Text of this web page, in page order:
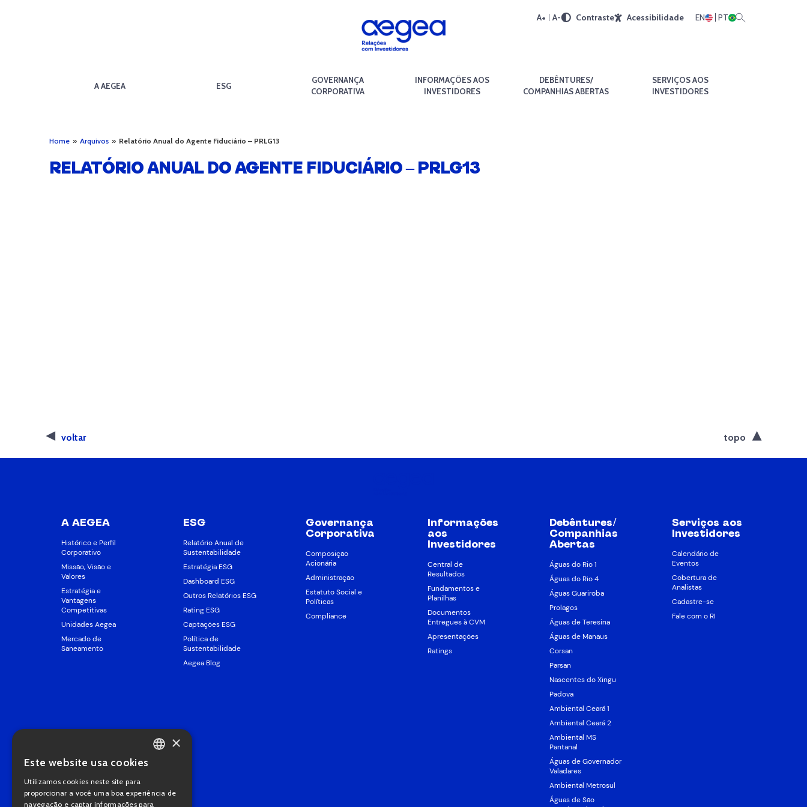
A+ A- Contraste Acessibilidade EN PT
A AEGEA ESG
GOVERNANÇA
CORPORATIVA
INFORMAÇÕES AOS
INVESTIDORES
DEBÊNTURES/
COMPANHIAS ABERTAS
SERVIÇOS AOS
INVESTIDORES
Home » Arquivos » Relatório Anual do Agente Fiduciário – PRLG13
RELATÓRIO ANUAL DO AGENTE FIDUCIÁRIO – PRLG13
voltar topo
A AEGEA
Histórico e Perfil
Corporativo
Missão, Visão e
Valores
Estratégia e
Vantagens
Competitivas
Unidades Aegea
Mercado de
Saneamento
ESG
Relatório Anual de
Sustentabilidade
Estratégia ESG
Dashboard ESG
Outros Relatórios ESG
Rating ESG
Captações ESG
Política de
Sustentabilidade
Aegea Blog
Governança
Corporativa
Composição
Acionária
Administração
Estatuto Social e
Políticas
Compliance
Informações
aos
Investidores
Central de
Resultados
Fundamentos e
Planilhas
Documentos
Entregues à CVM
Apresentações
Ratings
Debêntures/
Companhias
Abertas
Águas do Rio 1
Águas do Rio 4
Águas Guariroba
Prolagos
Águas de Teresina
Águas de Manaus
Corsan
Parsan
Nascentes do Xingu
Padova
Ambiental Ceará 1
Ambiental Ceará 2
Ambiental MS
Pantanal
Águas de Governador
Valadares
Ambiental Metrosul
Águas de São
Serviços aos
Investidores
Calendário de
Eventos
Cobertura de
Analistas
Cadastre-se
Fale com o RI
PORTUGUESE
×
Este website usa cookies
Utilizamos cookies neste site para
proporcionar a você uma boa experiência de
navegação e captar informações para